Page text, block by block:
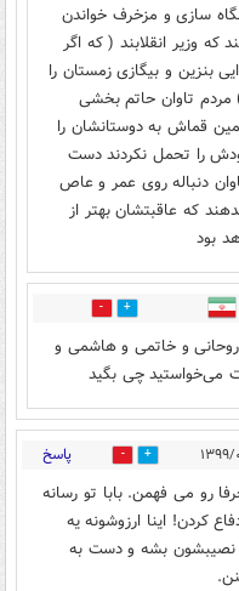
سازی و مزخرف خواندن
که وزیر انقلابند ( که اگر
بنزین و بیگازی زمستان را
مردم تاوان حاتم بخشی
قماش به دوستانشان را
را تحمل نکردند دست
دنباله روی عمر و عاص
که عاقبتشان بهتر از
بود
0
سال دست روحانی و خاتمی و هاشمی و
می‌خواستید چی بگید
43 پاسخ
رو می فهمن. بابا تو رسانه
کردن! اینا ارزوشونه یه
نصیبشون بشه و دست به